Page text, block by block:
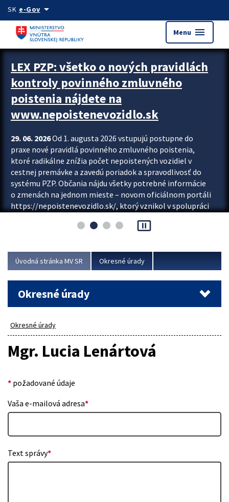
Preskocit na hlavný obsah
SK e-Govarrow_drop_down
Menu menu
Zastavit automatický posun upútavok
LEX PZP: všetko o nových pravidlách
kontroly povinného zmluvného
poistenia nájdete na
www.nepoistenevozidlo.sk
29. 06. 2026Od 1. augusta 2026 vstupujú postupne do
praxe nové pravidlá povinného zmluvného poistenia,
ktoré radikálne znížia počet nepoistených vozidiel v
cestnej premávke a zavedú poriadok a spravodlivosť do
systému PZP. Občania nájdu všetky potrebné informácie
o zmenách na jednom mieste – novom oficiálnom portáli
https://nepoistenevozidlo.sk/, ktorý vznikol v spolupráci
asociácie poisťovní (SLASPO) a Ministerstva vnútra SR.
Viac
pause_presentation
Úvodná stránka MV SR Okresné úrady
Okresné úrady
Okresné úrady
Mgr. Lucia Lenártová
* požadované údaje
Vaša e-mailová adresa*
Text správy*